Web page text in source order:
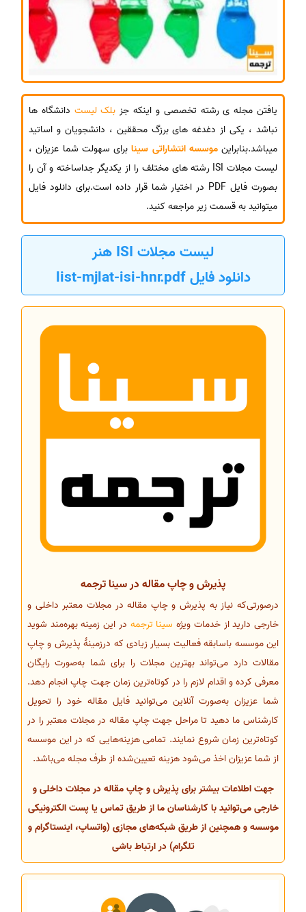
یافتن مجله ی رشته تخصصی و اینکه جز بلک لیست دانشگاه ها
نباشد ، یکی از دغدغه های برزگ محققین ، دانشجویان و اساتید
میباشد.بنابراینموسسه انتشاراتی سینا برای سهولت شما عزیزان ،
لیست مجلات ISI رشته های مختلف را از یکدیگر جداساخته و آن را
بصورت فایل PDF در اختیار شما قرار داده است.برای دانلود فایل
میتوانید به قسمت زیر مراجعه کنید.
لیست مجلات ISI هنر
دانلود فایل list-mjlat-isi-hnr.pdf
پذیرش و چاپ مقاله در سینا ترجمه
درصورتی‌که نیاز به پذیرش و چاپ مقاله در مجلات معتبر داخلی و
خارجی دارید از خدمات ویژه سینا ترجمه در این زمینه بهره‌مند شوید
این موسسه باسابقه فعالیت بسیار زیادی که درزمینهٔ پذیرش و چاپ
مقالات دارد می‌تواند بهترین مجلات را برای شما به‌صورت رایگان
معرفی کرده و اقدام لازم را در کوتاه‌ترین زمان جهت چاپ انجام دهد.
شما عزیزان به‌صورت آنلاین می‌توانید فایل مقاله خود را تحویل
کارشناس ما دهید تا مراحل جهت چاپ مقاله در مجلات معتبر را در
کوتاه‌ترین زمان شروع نمایند. تمامی هزینه‌هایی که در این موسسه
از شما عزیزان اخذ می‌شود هزینه تعیین‌شده از طرف مجله می‌باشد.
جهت اطلاعات بیشتر برای پذیرش و چاپ مقاله در مجلات داخلی و
خارجی می‌توانید با کارشناسان ما از طریق تماس یا پست الکترونیکی
موسسه و همچنین از طریق شبکه‌های مجازی (واتساپ، اینستاگرام و
تلگرام) در ارتباط باشی